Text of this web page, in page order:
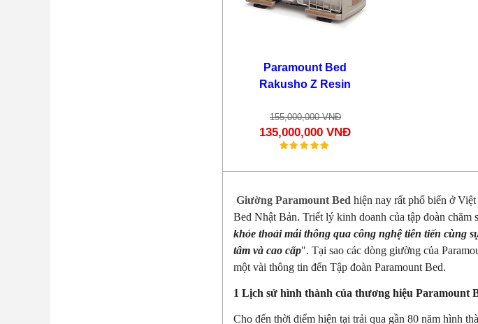
Paramount Bed
Rakusho Z Resin
155,000,000 VNĐ
135,000,000 VNĐ
Giường Paramount Bed hiện nay rất phổ biến ở
Bed Nhật Bản. Triết lý kinh doanh của tập đoàn
khỏe thoải mái thông qua công nghệ tiên tiến cùng
tâm và cao cấp". Tại sao các dòng giường của
một vài thông tin đến Tập đoàn Paramount Bed.
1 Lịch sử hình thành của thương hiệu Paramount
Cho đến thời điểm hiện tại trải qua gần 80 năm hình